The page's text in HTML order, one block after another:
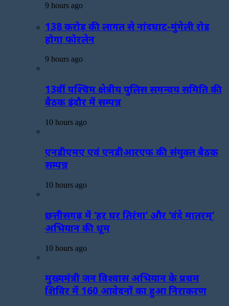
9 hours ago
138 करोड़ की लागत से नांदघाट-मुंगेली रोड
होगा फोरलेन
9 hours ago
13वीं पश्चिम क्षेत्रीय पुलिस समन्वय समिति की
बैठक इंदौर में सम्पन्न
10 hours ago
एनडीएमए एवं एनडीआरएफ की संयुक्त बैठक
सम्पन्न
10 hours ago
छत्तीसगढ़ में ‘हर घर तिरंगा’ और ‘वंदे मातरम्’
अभियान की धूम
10 hours ago
मुख्यमंत्री जन विश्वास अभियान के प्रथम
शिविर में 160 आवेदनों का हुआ निराकरण